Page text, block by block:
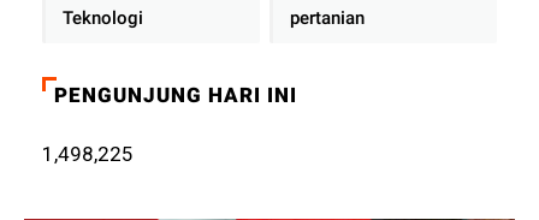
Teknologi pertanian
PENGUNJUNG HARI INI
1,498,225